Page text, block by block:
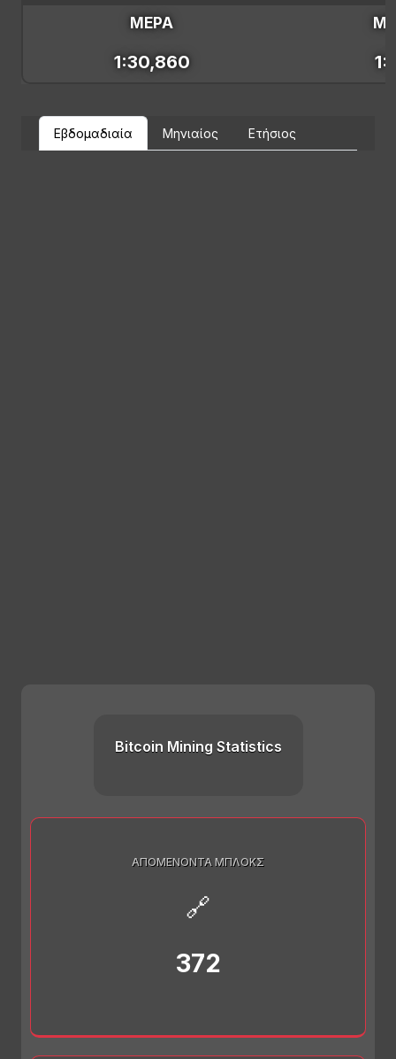
ΜΕΡΑ
1:30,860
Εβδομαδιαία Μηνιαίος Ετήσιος
Bitcoin Mining Statistics
ΑΠΟΜΈΝΟΝΤΑ ΜΠΛΟΚΣ
🔗
372